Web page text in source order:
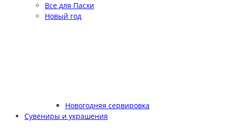
Все для Пасхи
Новый год
Новогодняя сервировка
Сувениры и украшения